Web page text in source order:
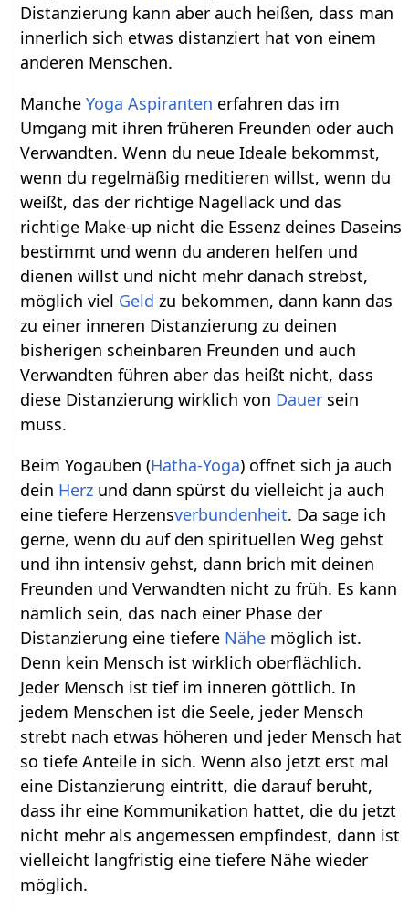
Distanzierung kann aber auch heißen, dass man
innerlich sich etwas distanziert hat von einem
anderen Menschen.
MancheYoga Aspiranten erfahren das im
Umgang mit ihren früheren Freunden oder auch
Verwandten. Wenn du neue Ideale bekommst,
wenn du regelmäßig meditieren willst, wenn du
weißt, das der richtige Nagellack und das
richtige Make-up nicht die Essenz deines Daseins
bestimmt und wenn du anderen helfen und
dienen willst und nicht mehr danach strebst,
möglich viel Geld zu bekommen, dann kann das
zu einer inneren Distanzierung zu deinen
bisherigen scheinbaren Freunden und auch
Verwandten führen aber das heißt nicht, dass
diese Distanzierung wirklich von Dauer sein
muss.
Beim Yogaüben (Hatha-Yoga) öffnet sich ja auch
dein Herz und dann spürst du vielleicht ja auch
eine tiefere Herzensverbundenheit. Da sage ich
gerne, wenn du auf den spirituellen Weg gehst
und ihn intensiv gehst, dann brich mit deinen
Freunden und Verwandten nicht zu früh. Es kann
nämlich sein, das nach einer Phase der
Distanzierung eine tiefere Nähe möglich ist.
Denn kein Mensch ist wirklich oberflächlich.
Jeder Mensch ist tief im inneren göttlich. In
jedem Menschen ist die Seele, jeder Mensch
strebt nach etwas höheren und jeder Mensch hat
so tiefe Anteile in sich. Wenn also jetzt erst mal
eine Distanzierung eintritt, die darauf beruht,
dass ihr eine Kommunikation hattet, die du jetzt
nicht mehr als angemessen empfindest, dann ist
vielleicht langfristig eine tiefere Nähe wieder
möglich.